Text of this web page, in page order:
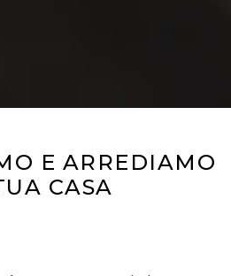
E ARREDIAMO
CASA